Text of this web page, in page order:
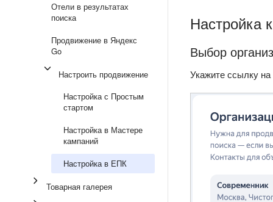
Отели в результатах
поиска
Продвижение в Яндекс
Go
Настроить продвижение
Настройка с Простым
стартом
Настройка в Мастере
кампаний
Настройка в ЕПК
Товарная галерея
Настройка
Выбор
Укажите ссылку